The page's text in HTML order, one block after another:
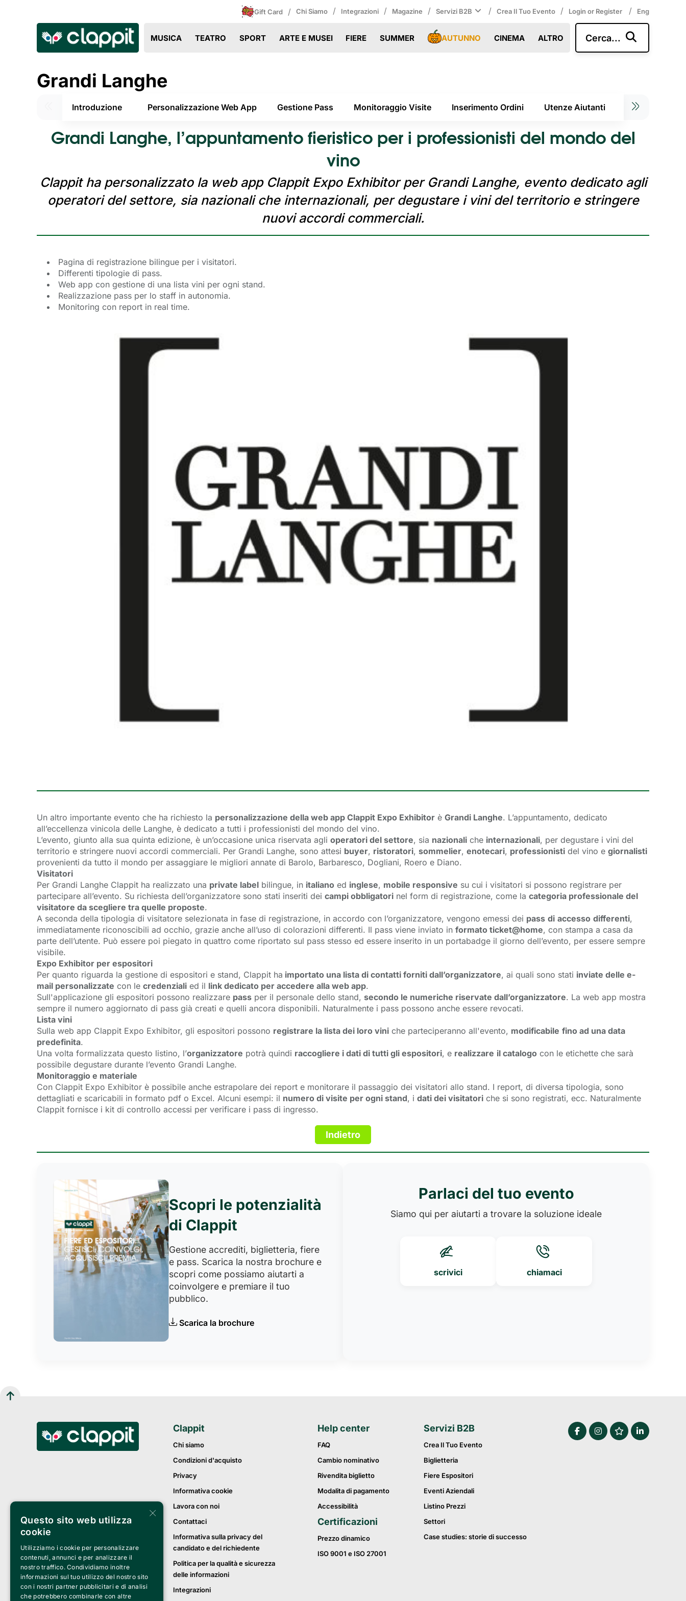
Gift Card / Chi Siamo / Integrazioni / Magazine / Servizi B2B / Crea Il Tuo Evento / Login or Register / Eng
MUSICA TEATRO SPORT ARTE E MUSEI FIERE SUMMER AUTUNNO CINEMA ALTRO Cerca...
Grandi Langhe
Introduzione Personalizzazione Web App Gestione Pass Monitoraggio Visite Inserimento Ordini Utenze Aiutanti Live Report
Grandi Langhe, l’appuntamento fieristico per i professionisti del mondo del
vino
Clappit ha personalizzato la web app Clappit Expo Exhibitor per Grandi Langhe, evento dedicato agli
operatori del settore, sia nazionali che internazionali, per degustare i vini del territorio e stringere
nuovi accordi commerciali.
Pagina di registrazione bilingue per i visitatori.
Differenti tipologie di pass.
Web app con gestione di una lista vini per ogni stand.
Realizzazione pass per lo staff in autonomia.
Monitoring con report in real time.
Un altro importante evento che ha richiesto la personalizzazione della web app Clappit Expo Exhibitor è Grandi Langhe. L’appuntamento, dedicato
all’eccellenza vinicola delle Langhe, è dedicato a tutti i professionisti del mondo del vino.
L’evento, giunto alla sua quinta edizione, è un’occasione unica riservata agli operatori del settore, sia nazionali che internazionali, per degustare i vini del
territorio e stringere nuovi accordi commerciali. Per Grandi Langhe, sono attesi buyer, ristoratori, sommelier, enotecari, professionisti del vino e giornalisti
provenienti da tutto il mondo per assaggiare le migliori annate di Barolo, Barbaresco, Dogliani, Roero e Diano.
Visitatori
Per Grandi Langhe Clappit ha realizzato una private label bilingue, in italiano ed inglese, mobile responsive su cui i visitatori si possono registrare per
partecipare all’evento. Su richiesta dell’organizzatore sono stati inseriti dei campi obbligatori nel form di registrazione, come la categoria professionale del
visitatore da scegliere tra quelle proposte.
A seconda della tipologia di visitatore selezionata in fase di registrazione, in accordo con l’organizzatore, vengono emessi dei pass di accesso differenti,
immediatamente riconoscibili ad occhio, grazie anche all’uso di colorazioni differenti. Il pass viene inviato in formato ticket@home, con stampa a casa da
parte dell’utente. Può essere poi piegato in quattro come riportato sul pass stesso ed essere inserito in un portabadge il giorno dell’evento, per essere sempre
visibile.
Expo Exhibitor per espositori
Per quanto riguarda la gestione di espositori e stand, Clappit ha importato una lista di contatti forniti dall’organizzatore, ai quali sono stati inviate delle e-
mail personalizzate con le credenziali ed il link dedicato per accedere alla web app.
Sull'applicazione gli espositori possono realizzare pass per il personale dello stand, secondo le numeriche riservate dall’organizzatore. La web app mostra
sempre il numero aggiornato di pass già creati e quelli ancora disponibili. Naturalmente i pass possono anche essere revocati.
Lista vini
Sulla web app Clappit Expo Exhibitor, gli espositori possono registrare la lista dei loro vini che parteciperanno all'evento, modificabile fino ad una data
predefinita.
Una volta formalizzata questo listino, l’organizzatore potrà quindi raccogliere i dati di tutti gli espositori, e realizzare il catalogo con le etichette che sarà
possibile degustare durante l’evento Grandi Langhe.
Monitoraggio e materiale
Con Clappit Expo Exhibitor è possibile anche estrapolare dei report e monitorare il passaggio dei visitatori allo stand. I report, di diversa tipologia, sono
dettagliati e scaricabili in formato pdf o Excel. Alcuni esempi: il numero di visite per ogni stand, i dati dei visitatori che si sono registrati, ecc. Naturalmente
Clappit fornisce i kit di controllo accessi per verificare i pass di ingresso.
Scopri le potenzialità
di Clappit
Gestione accrediti, biglietteria, fiere
e pass. Scarica la nostra brochure e
scopri come possiamo aiutarti a
coinvolgere e premiare il tuo
pubblico.
Scarica la brochure
Parlaci del tuo evento
Siamo qui per aiutarti a trovare la soluzione ideale
scrivici chiamaci
Clappit
Chi siamo
Condizioni d'acquisto
Privacy
Informativa cookie
Lavora con noi
Contattaci
Informativa sulla privacy del
candidato e del richiedente
Politica per la qualità e sicurezza
delle informazioni
Integrazioni
Help center
FAQ
Cambio nominativo
Rivendita biglietto
Modalita di pagamento
Accessibilità
Certificazioni
Prezzo dinamico
ISO 9001 e ISO 27001
Servizi B2B
Crea Il Tuo Evento
Biglietteria
Fiere Espositori
Eventi Aziendali
Listino Prezzi
Settori
Case studies: storie di successo
×
Questo sito web utilizza
cookie
Utilizziamo i cookie per personalizzare
contenuti, annunci e per analizzare il
nostro traffico. Condividiamo inoltre
informazioni sul tuo utilizzo del nostro sito
con i nostri partner pubblicitari e di analisi
che potrebbero combinarle con altre